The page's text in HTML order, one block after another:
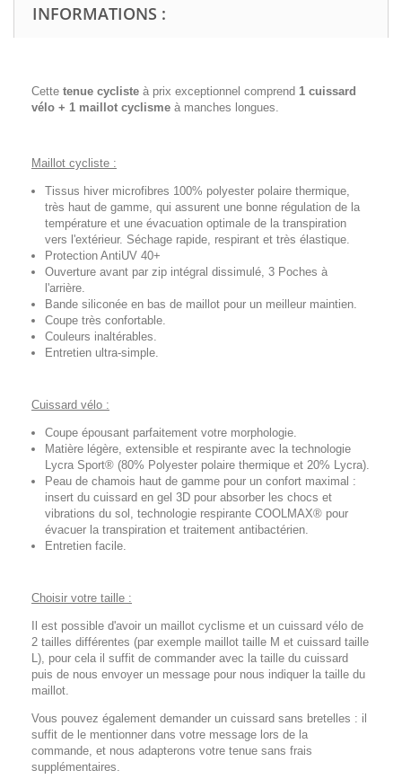
INFORMATIONS :
Cette tenue cycliste à prix exceptionnel comprend 1 cuissard
vélo + 1 maillot cyclisme à manches longues.
Maillot cycliste :
Tissus hiver microfibres 100% polyester polaire thermique,
très haut de gamme, qui assurent une bonne régulation de la
température et une évacuation optimale de la transpiration
vers l'extérieur. Séchage rapide, respirant et très élastique.
Protection AntiUV 40+
Ouverture avant par zip intégral dissimulé, 3 Poches à
l'arrière.
Bande siliconée en bas de maillot pour un meilleur maintien.
Coupe très confortable.
Couleurs inaltérables.
Entretien ultra-simple.
Cuissard vélo :
Coupe épousant parfaitement votre morphologie.
Matière légère, extensible et respirante avec la technologie
Lycra Sport® (80% Polyester polaire thermique et 20% Lycra).
Peau de chamois haut de gamme pour un confort maximal :
insert du cuissard en gel 3D pour absorber les chocs et
vibrations du sol, technologie respirante COOLMAX® pour
évacuer la transpiration et traitement antibactérien.
Entretien facile.
Choisir votre taille :
Il est possible d'avoir un maillot cyclisme et un cuissard vélo de
2 tailles différentes (par exemple maillot taille M et cuissard taille
L), pour cela il suffit de commander avec la taille du cuissard
puis de nous envoyer un message pour nous indiquer la taille du
maillot.
Vous pouvez également demander un cuissard sans bretelles : il
suffit de le mentionner dans votre message lors de la
commande, et nous adapterons votre tenue sans frais
supplémentaires.